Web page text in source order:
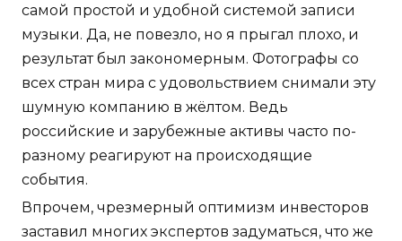
самой простой и удобной системой записи
музыки. Да, не повезло, но я прыгал плохо, и
результат был закономерным. Фотографы со
всех стран мира с удовольствием снимали эту
шумную компанию в жёлтом. Ведь
российские и зарубежные активы часто по-
разному реагируют на происходящие
события.
Впрочем, чрезмерный оптимизм инвесторов
заставил многих экспертов задуматься, что же